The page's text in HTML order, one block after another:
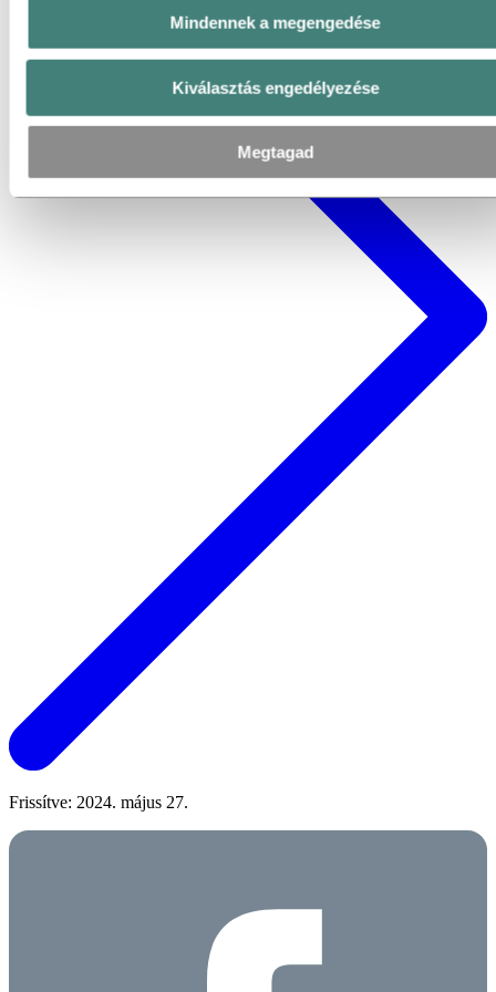
Mindennek a megengedése
Kiválasztás engedélyezése
Megtagad
Frissítve: 2024. május 27.